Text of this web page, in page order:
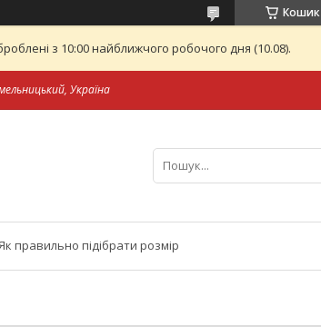
Кошик
з 10:00 найближчого робочого дня (10.08).
Україна
правильно підібрати розмір